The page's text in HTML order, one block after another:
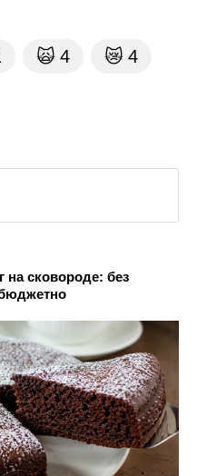
🙀 4 😿 4
сковороде: без